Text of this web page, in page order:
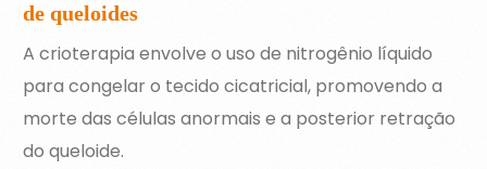
de queloides
A crioterapia envolve o uso de nitrogênio líquido
para congelar o tecido cicatricial, promovendo a
morte das células anormais e a posterior retração
do queloide.